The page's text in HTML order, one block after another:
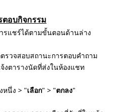
อบกิจกรรม
รแชร์ได้ตามขั้นตอนด้านล่าง
รวจสอบสถานะการตอบคำถาม
งตารางนัดที่ส่งในห้องแชท
หนึ่ง > "เลือก" > "ตกลง"